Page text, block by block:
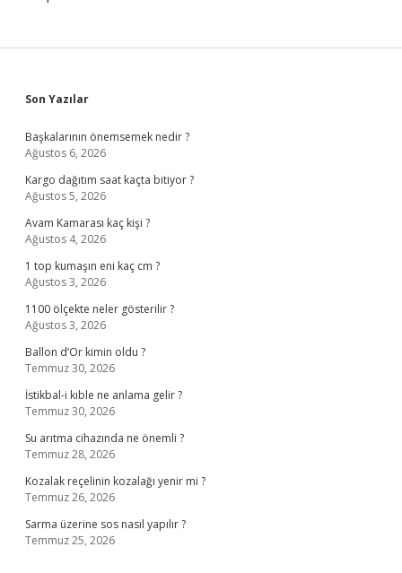
Sidebar
Son Yazılar
Başkalarının önemsemek nedir ?
Ağustos 6, 2026
Kargo dağıtım saat kaçta bitiyor ?
Ağustos 5, 2026
Avam Kamarası kaç kişi ?
Ağustos 4, 2026
1 top kumaşın eni kaç cm ?
Ağustos 3, 2026
1100 ölçekte neler gösterilir ?
Ağustos 3, 2026
Ballon d’Or kimin oldu ?
Temmuz 30, 2026
İstikbal-i kıble ne anlama gelir ?
Temmuz 30, 2026
Su arıtma cihazında ne önemli ?
Temmuz 28, 2026
Kozalak reçelinin kozalağı yenir mi ?
Temmuz 26, 2026
Sarma üzerine sos nasıl yapılır ?
Temmuz 25, 2026